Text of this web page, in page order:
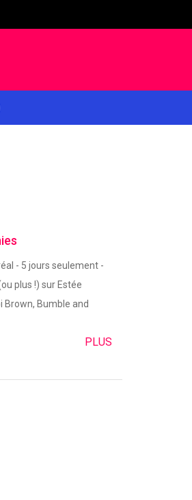
- 5 jours seulement -
plus !) sur Estée
Brown, Bumble and
PLUS